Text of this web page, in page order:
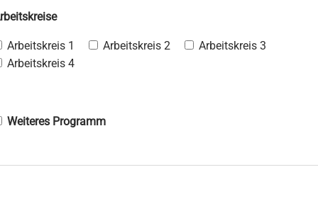
Arbeitskreis 1 Arbeitskreis 2
Arbeitskreis 3
Arbeitskreis 4
Weiteres Programm